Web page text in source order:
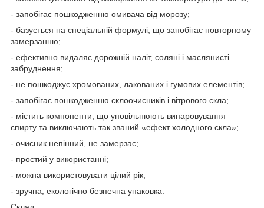
- запобігає пошкодженню омивача від морозу;
- базується на спеціальній формулі, що запобігає повторному
замерзанню;
- ефективно видаляє дорожній наліт, соляні і маслянисті
забруднення;
- не пошкоджує хромованих, лакованих і гумових елементів;
- запобігає пошкодженню склоочисників і вітрового скла;
- містить компоненти, що уповільнюють випаровування
спирту та виключають так званий «ефект холодного скла»;
- очисник непінний, не замерзає;
- простий у використанні;
- можна використовувати цілий рік;
- зручна, екологічно безпечна упаковка.